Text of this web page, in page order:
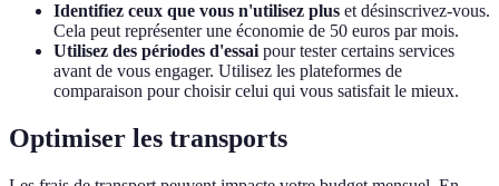
Identifiez ceux que vous n'utilisez plus et désinscrivez-vous.
Cela peut représenter une économie de 50 euros par mois.
Utilisez des périodes d'essai pour tester certains services
avant de vous engager. Utilisez les plateformes de
comparaison pour choisir celui qui vous satisfait le mieux.
Optimiser les transports